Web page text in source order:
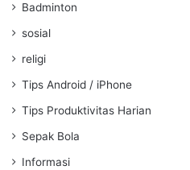
Badminton
sosial
religi
Tips Android / iPhone
Tips Produktivitas Harian
Sepak Bola
Informasi